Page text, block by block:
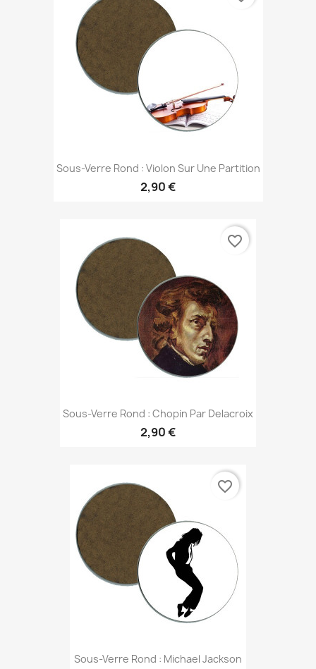
Sous-Verre Rond : Violon Sur Une Partition
2,90 €
Sous-Verre Rond : Chopin Par Delacroix
2,90 €
favorite_border
Sous-Verre Rond : Michael Jackson
favorite_border